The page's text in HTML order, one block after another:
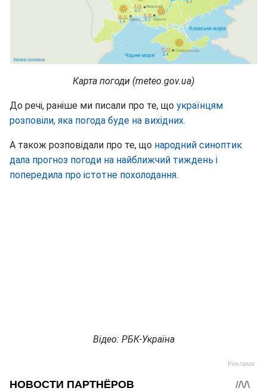
Карта погоди (meteo.gov.ua)
До речі, раніше ми писали про те, що українцям
розповіли, яка погода буде на вихідних.
А також розповідали про те, що народний синоптик
дала прогноз погоди на найближчий тиждень і
попередила про істотне похолодання.
Відео: РБК-Україна